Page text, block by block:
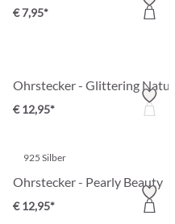
€ 7,95*
Ohrstecker - Glittering Nature
€ 12,95*
925 Silber
Ohrstecker - Pearly Beauty
€ 12,95*